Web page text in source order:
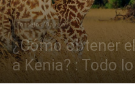
Consejos Viajeros
¿Cómo obtener
a Kenia? : Todo